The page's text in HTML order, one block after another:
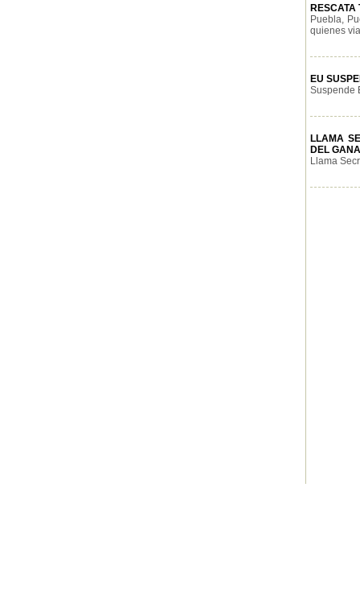
RESCATA
Puebla,
quienes
EU
Suspende
LLAMA
DEL
Llama